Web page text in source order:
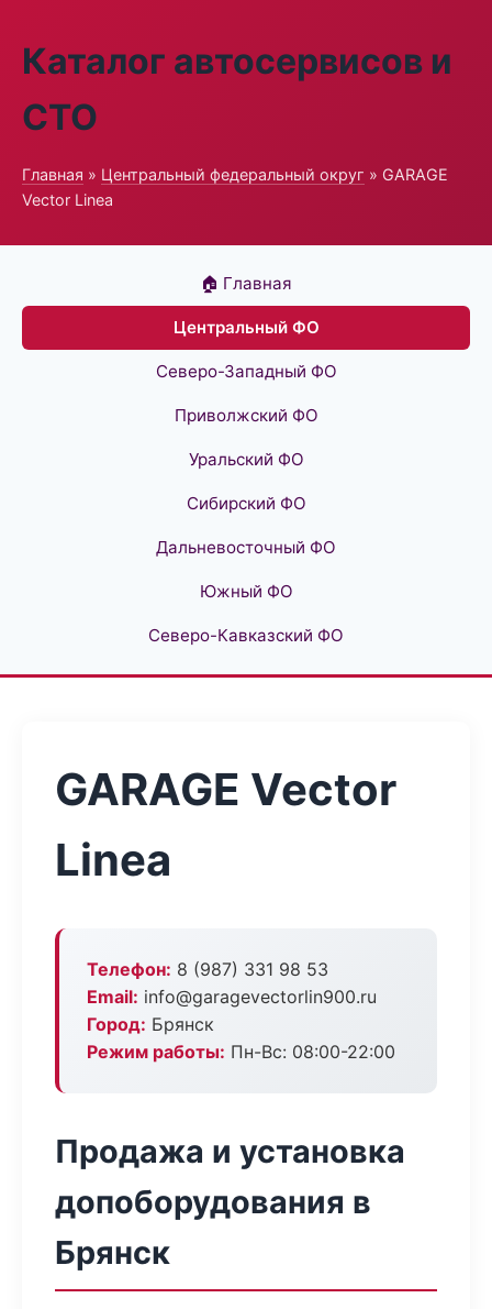
Каталог автосервисов и
СТО
Главная » Центральный федеральный округ » GARAGE
Vector Linea
🏠 Главная
Центральный ФО
Северо-Западный ФО
Приволжский ФО
Уральский ФО
Сибирский ФО
Дальневосточный ФО
Южный ФО
Северо-Кавказский ФО
GARAGE Vector
Linea
Телефон: 8 (987) 331 98 53
Email: info@garagevectorlin900.ru
Город: Брянск
Режим работы: Пн-Вс: 08:00-22:00
Продажа и установка
допоборудования в
Брянск